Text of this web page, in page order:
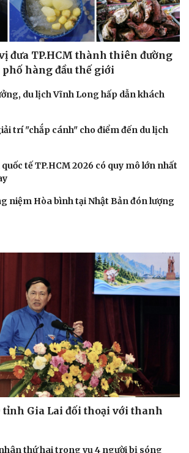
Nghệ sĩ
Sao Việt
đưa TP.HCM thành thiên đường
hàng đầu thế giới
du lịch Vĩnh Long hấp dẫn khách
trí "chắp cánh" cho điểm đến du lịch
tế TP.HCM 2026 có quy mô lớn nhất
niệm Hòa bình tại Nhật Bản đón lượng
tỉnh Gia Lai đối thoại với thanh
thứ hai trong vụ 4 người bị sóng